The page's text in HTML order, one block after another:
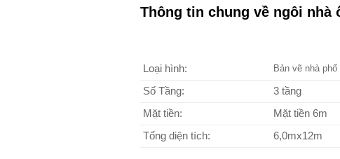
Thông tin chung về ngôi nhà
Loại hình: Bản vẽ nhà
Số Tầng:
3 tầng
Mặt tiền:
Mặt tiền 6m
Tổng diện tích:
6,0mx12m